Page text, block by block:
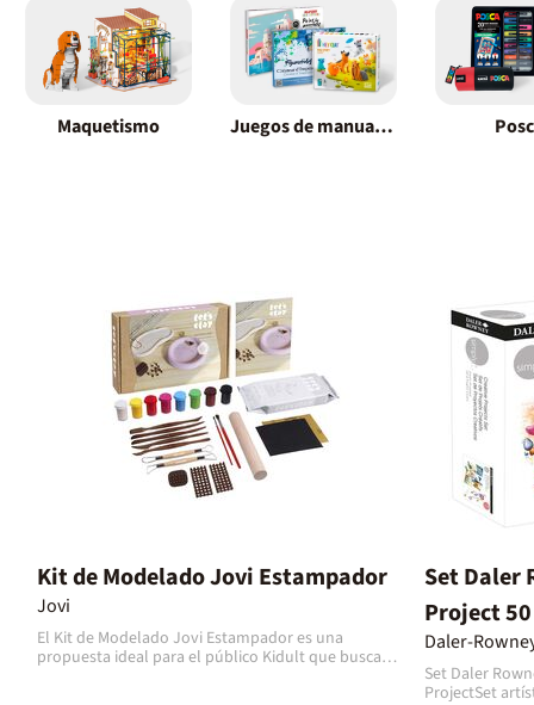
Maquetismo Juegos de manualidades
Kit de Modelado Jovi Estampador
Jovi
El Kit de Modelado Jovi Estampador es una
propuesta ideal para el público Kidult que busca
Set Daler
Project
Daler-
Set Daler
ProjectSet